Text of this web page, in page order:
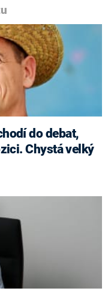
do debat,
Chystá velký